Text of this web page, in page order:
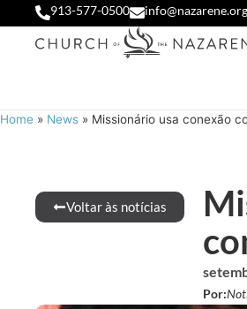
913-577-0500 info@nazarene.org
Home » News » Missionário usa conexão
Voltar às notícias
Por: